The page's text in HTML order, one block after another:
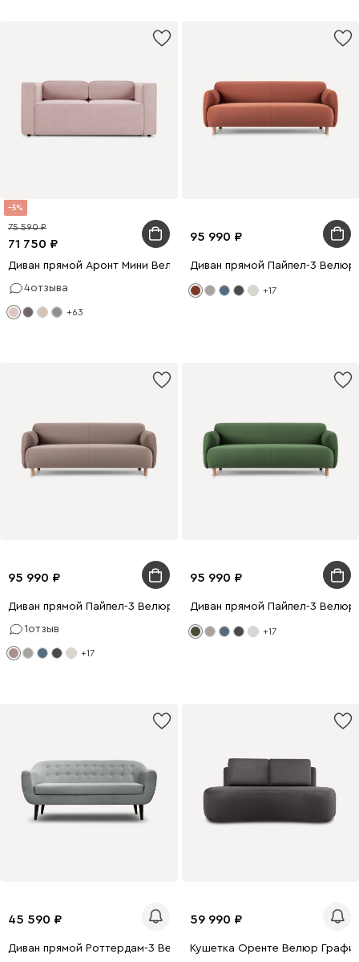
5
71 750
75 590
Диван прямой Аронт Мини Велюр Светло-розовый
4отзыва
+63
95 990
Диван прямой Пайпел-3 Велюр
+17
95 990
Диван прямой Пайпел-3 Велюр Кофейный
1отзыв
+17
95 990
Диван прямой Пайпел-3 Велюр
+17
45 590
Диван прямой Роттердам-3 Велюр Серый
59 990
Кушетка Оренте Велюр